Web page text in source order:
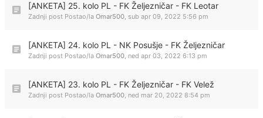
[ANKETA] 25. kolo PL - FK Željezničar - FK Leotar
Zadnji post Postao/la Omar500, sub apr 09, 2022 5:56 pm
[ANKETA] 24. kolo PL - NK Posušje - FK Željezničar
Zadnji post Postao/la Omar500, ned apr 03, 2022 6:13 pm
[ANKETA] 23. kolo PL - FK Željezničar - FK Velež
Zadnji post Postao/la Omar500, ned mar 20, 2022 8:54 pm